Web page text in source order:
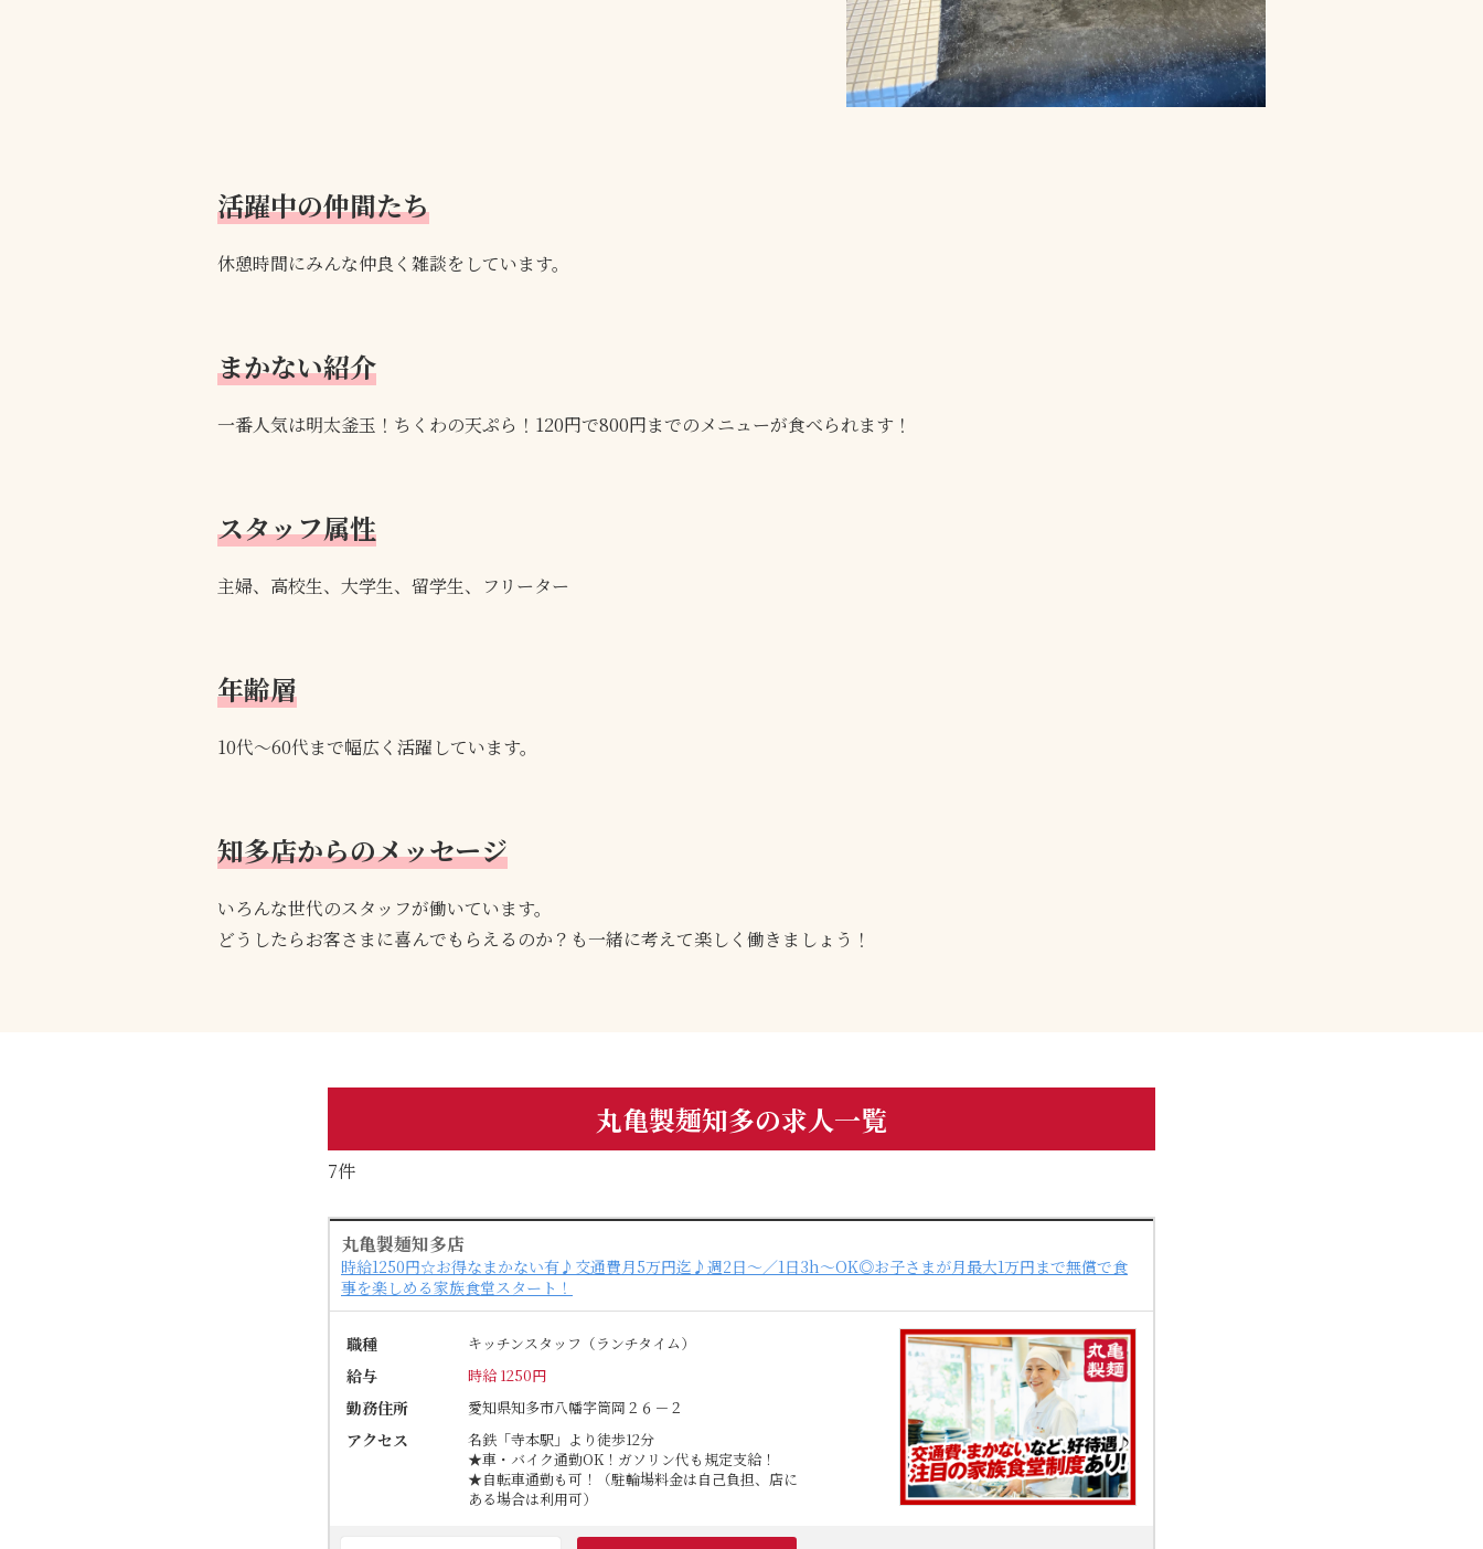
活躍中の仲間たち
休憩時間にみんな仲良く雑談をしています。
まかない紹介
一番人気は明太釜玉！ちくわの天ぷら！120円で800円までのメニューが食べられます！
スタッフ属性
主婦、高校生、大学生、留学生、フリーター
年齢層
10代～60代まで幅広く活躍しています。
知多店からのメッセージ
いろんな世代のスタッフが働いています。
どうしたらお客さまに喜んでもらえるのか？も一緒に考えて楽しく働きましょう！
丸亀製麺知多の求人一覧
7件
丸亀製麺知多店
時給1250円☆お得なまかない有♪交通費月5万円迄♪週2日～／1日3h～OK◎お子さまが月最大1万円まで無償で食
事を楽しめる家族食堂スタート！
職種 キッチンスタッフ（ランチタイム）
給与 時給 1250円
勤務住所 愛知県知多市八幡字筒岡２６－２
アクセス
名鉄「寺本駅」より徒歩12分
★車・バイク通勤OK！ガソリン代も規定支給！
★自転車通勤も可！（駐輪場料金は自己負担、店に
ある場合は利用可）